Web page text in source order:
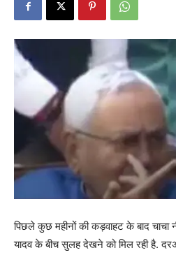
पिछले कुछ महीनों की कड़वाहट के बाद चाचा
यादव के बीच सुलह देखने को मिल रही है.